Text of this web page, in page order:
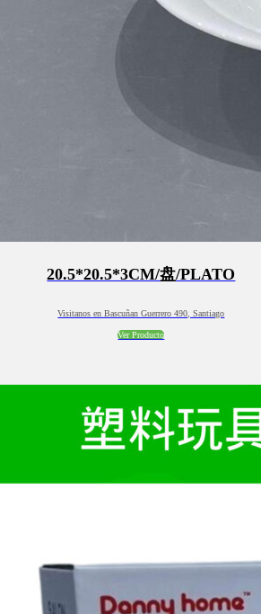
20.5*20.5*3CM/盘/PLATO
Visitanos en Bascuñan Guerrero 490, Santiago
Ver Producto